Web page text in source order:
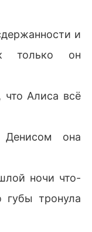
и
только он
что Алиса всё
она
ночи что-
тронула